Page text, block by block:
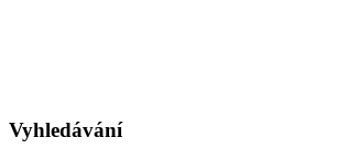
Vyhledávání